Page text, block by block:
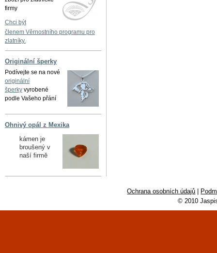
firmy
Chci být
členem Věrnostního programu pro
zlatníky.
Originální šperky
Podívejte se na nové
originální
šperky vyrobené
podle Vašeho přání
Ohnivý opál z Mexika
kámen je
broušený v
naší firmě
Ochrana osobních údajů
© 2010